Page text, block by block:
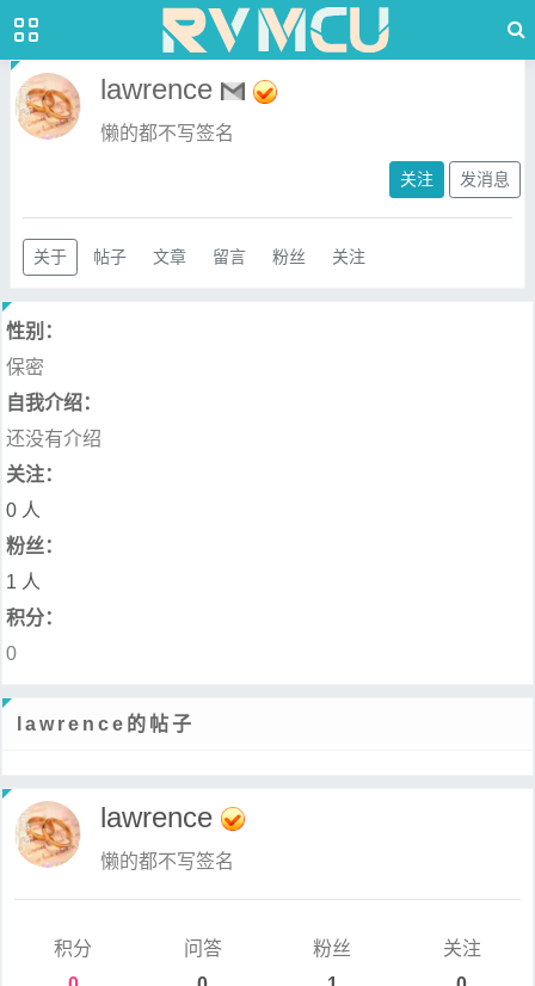
lawrence
懒的都不写签名
关注 发消息
关于 帖子 文章 留言 粉丝 关注
性别：
保密
自我介绍：
还没有介绍
关注：
0 人
粉丝：
1 人
积分：
0
lawrence的帖子
lawrence
懒的都不写签名
积分
问答
粉丝
关注